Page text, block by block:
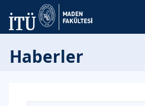
Haberler